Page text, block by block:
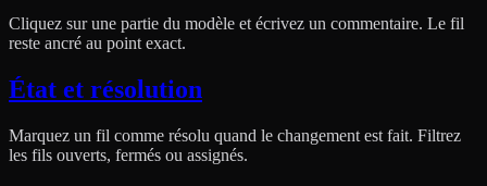
Cliquez sur une partie du modèle et écrivez un commentaire. Le fil
reste ancré au point exact.
État et résolution
Marquez un fil comme résolu quand le changement est fait. Filtrez
les fils ouverts, fermés ou assignés.